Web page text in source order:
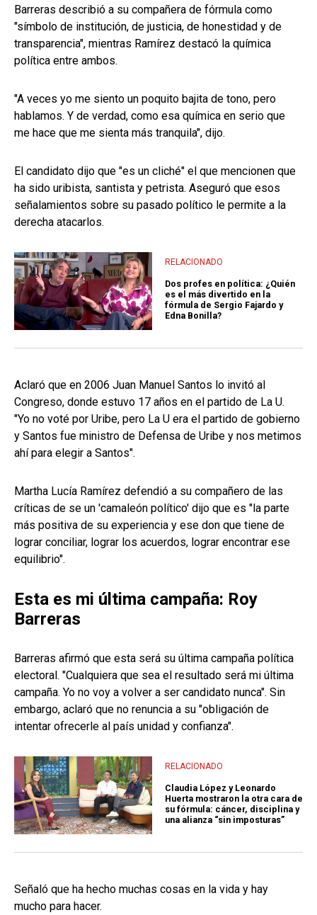
Barreras describió a su compañera de fórmula como
"símbolo de institución, de justicia, de honestidad y de
transparencia", mientras Ramírez destacó la química
política entre ambos.
"A veces yo me siento un poquito bajita de tono, pero
hablamos. Y de verdad, como esa química en serio que
me hace que me sienta más tranquila", dijo.
El candidato dijo que "es un cliché" el que mencionen que
ha sido uribista, santista y petrista. Aseguró que esos
señalamientos sobre su pasado político le permite a la
derecha atacarlos.
RELACIONADO
Dos profes en política: ¿Quién
es el más divertido en la
fórmula de Sergio Fajardo y
Edna Bonilla?
Aclaró que en 2006 Juan Manuel Santos lo invitó al
Congreso, donde estuvo 17 años en el partido de La U.
"Yo no voté por Uribe, pero La U era el partido de gobierno
y Santos fue ministro de Defensa de Uribe y nos metimos
ahí para elegir a Santos".
Martha Lucía Ramírez defendió a su compañero de las
críticas de se un 'camaleón político' dijo que es "la parte
más positiva de su experiencia y ese don que tiene de
lograr conciliar, lograr los acuerdos, lograr encontrar ese
equilibrio".
Esta es mi última campaña: Roy
Barreras
Barreras afirmó que esta será su última campaña política
electoral. "Cualquiera que sea el resultado será mi última
campaña. Yo no voy a volver a ser candidato nunca". Sin
embargo, aclaró que no renuncia a su "obligación de
intentar ofrecerle al país unidad y confianza".
RELACIONADO
Claudia López y Leonardo
Huerta mostraron la otra cara de
su fórmula: cáncer, disciplina y
una alianza “sin imposturas”
Señaló que ha hecho muchas cosas en la vida y hay
mucho para hacer.